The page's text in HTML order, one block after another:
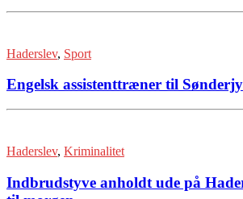
Haderslev, Sport
Engelsk assistenttræner til
Haderslev, Kriminalitet
Indbrudstyve anholdt ude på